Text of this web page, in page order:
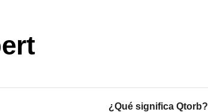
¿Qué significa Qtorb?